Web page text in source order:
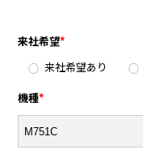
来社希望*
来社希望あり
機種*